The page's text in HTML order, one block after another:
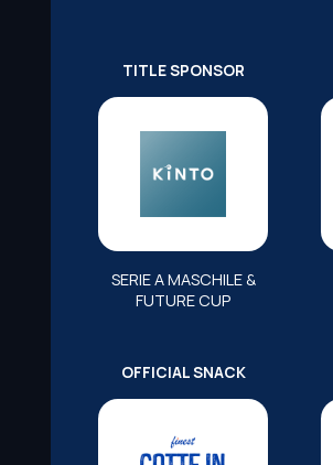
TITLE SPONSOR
SERIE A MASCHILE &
FUTURE CUP
OFFICIAL SNACK